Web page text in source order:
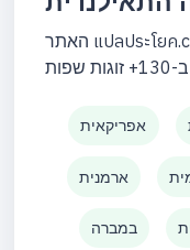
האתר แปลประโยค.com הוא אפליקציית תרגום מקוונת
אפריקאית
ארמנית
במברה